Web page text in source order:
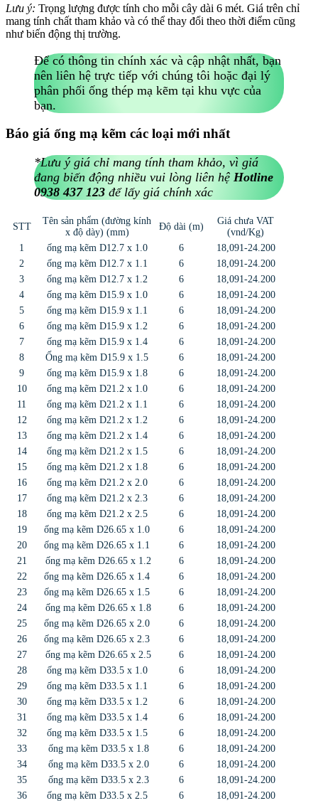
Lưu ý: Trọng lượng được tính cho mỗi cây dài 6 mét. Giá trên chỉ
mang tính chất tham khảo và có thể thay đổi theo thời điểm cũng
như biến động thị trường.
Để có thông tin chính xác và cập nhật nhất, bạn
nên liên hệ trực tiếp với chúng tôi hoặc đại lý
phân phối ống thép mạ kẽm tại khu vực của
bạn.
Báo giá ống mạ kẽm các loại mới nhất
*Lưu ý giá chỉ mang tính tham khảo, vì giá
đang biến động nhiều vui lòng liên hệ Hotline
0938 437 123 để lấy giá chính xác
STT
Tên sản phẩm (đường kính
x độ dày) (mm)
Độ dài (m)
Giá chưa VAT
(vnd/Kg)
1
ống mạ kẽm D12.7 x 1.0 6
18,091-24.200
2
ống mạ kẽm D12.7 x 1.1 6
18,091-24.200
3
ống mạ kẽm D12.7 x 1.2 6
18,091-24.200
4
ống mạ kẽm D15.9 x 1.0 6
18,091-24.200
5
ống mạ kẽm D15.9 x 1.1 6
18,091-24.200
6
ống mạ kẽm D15.9 x 1.2 6
18,091-24.200
7
ống mạ kẽm D15.9 x 1.4 6
18,091-24.200
8
Ống mạ kẽm D15.9 x 1.5 6
18,091-24.200
9
ống mạ kẽm D15.9 x 1.8 6
18,091-24.200
10
ống mạ kẽm D21.2 x 1.0 6
18,091-24.200
11
ống mạ kẽm D21.2 x 1.1 6
18,091-24.200
12
ống mạ kẽm D21.2 x 1.2 6
18,091-24.200
13
ống mạ kẽm D21.2 x 1.4 6
18,091-24.200
14
ống mạ kẽm D21.2 x 1.5 6
18,091-24.200
15
ống mạ kẽm D21.2 x 1.8 6
18,091-24.200
16
ống mạ kẽm D21.2 x 2.0 6
18,091-24.200
17
ống mạ kẽm D21.2 x 2.3 6
18,091-24.200
18
ống mạ kẽm D21.2 x 2.5 6
18,091-24.200
19
ống mạ kẽm D26.65 x 1.0 6
18,091-24.200
20
ống mạ kẽm D26.65 x 1.1 6
18,091-24.200
21
ống mạ kẽm D26.65 x 1.2 6
18,091-24.200
22
ống mạ kẽm D26.65 x 1.4 6
18,091-24.200
23
ống mạ kẽm D26.65 x 1.5 6
18,091-24.200
24
ống mạ kẽm D26.65 x 1.8 6
18,091-24.200
25
ống mạ kẽm D26.65 x 2.0 6
18,091-24.200
26
ống mạ kẽm D26.65 x 2.3 6
18,091-24.200
27
ống mạ kẽm D26.65 x 2.5 6
18,091-24.200
28
ống mạ kẽm D33.5 x 1.0 6
18,091-24.200
29
ống mạ kẽm D33.5 x 1.1 6
18,091-24.200
30
ống mạ kẽm D33.5 x 1.2 6
18,091-24.200
31
ống mạ kẽm D33.5 x 1.4 6
18,091-24.200
32
ống mạ kẽm D33.5 x 1.5 6
18,091-24.200
33
ống mạ kẽm D33.5 x 1.8 6
18,091-24.200
34
ống mạ kẽm D33.5 x 2.0 6
18,091-24.200
35
ống mạ kẽm D33.5 x 2.3 6
18,091-24.200
36
ống mạ kẽm D33.5 x 2.5 6 18,091-24.200